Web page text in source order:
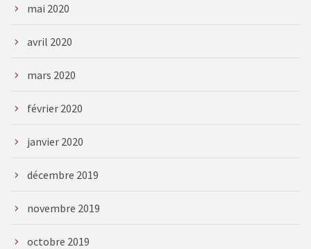
mai 2020
avril 2020
mars 2020
février 2020
janvier 2020
décembre 2019
novembre 2019
octobre 2019